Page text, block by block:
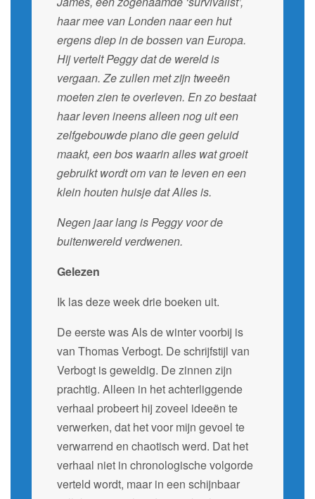
haar mee van Londen naar een hut
ergens diep in de bossen van Europa.
Hij vertelt Peggy dat de wereld is
vergaan. Ze zullen met zijn tweeën
moeten zien te overleven. En zo bestaat
haar leven ineens alleen nog uit een
zelfgebouwde piano die geen geluid
maakt, een bos waarin alles wat groeit
gebruikt wordt om van te leven en een
klein houten huisje dat Alles is.
Negen jaar lang is Peggy voor de
buitenwereld verdwenen.
Gelezen
Ik las deze week drie boeken uit.
De eerste was Als de winter voorbij is
van Thomas Verbogt. De schrijfstijl van
Verbogt is geweldig. De zinnen zijn
prachtig. Alleen in het achterliggende
verhaal probeert hij zoveel ideeën te
verwerken, dat het voor mijn gevoel te
verwarrend en chaotisch werd. Dat het
verhaal niet in chronologische volgorde
verteld wordt, maar in een schijnbaar